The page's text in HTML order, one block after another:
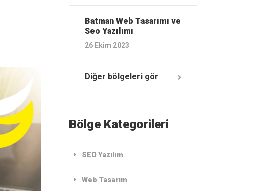
Batman ‎Web Tasarımı ve
Seo Yazılımı
26 Ekim 2023
Diğer bölgeleri gör
Bölge Kategorileri
SEO Yazılım
Web Tasarım